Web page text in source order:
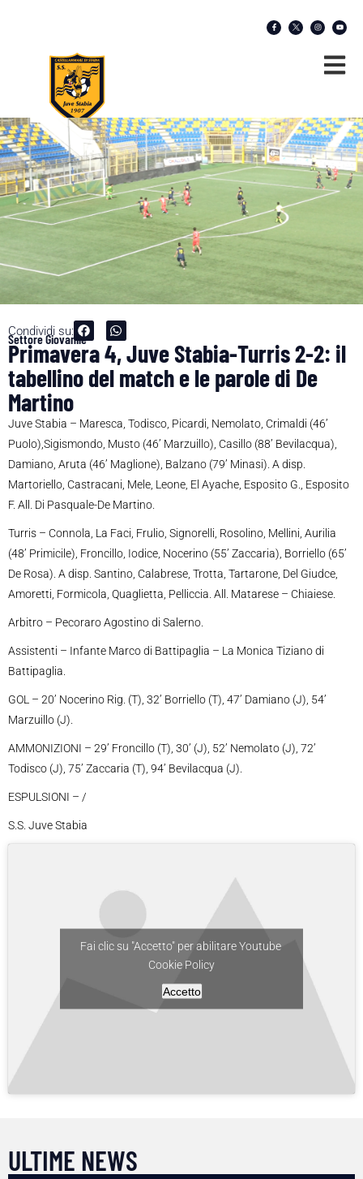
Condividi su:
Settore Giovanile
Primavera 4, Juve Stabia-Turris 2-2: il
tabellino del match e le parole di De
Martino
Juve Stabia – Maresca, Todisco, Picardi, Nemolato, Crimaldi (46’
Puolo),Sigismondo, Musto (46’ Marzuillo), Casillo (88’ Bevilacqua),
Damiano, Aruta (46’ Maglione), Balzano (79’ Minasi). A disp.
Martoriello, Castracani, Mele, Leone, El Ayache, Esposito G., Esposito
F. All. Di Pasquale-De Martino.
Turris – Connola, La Faci, Frulio, Signorelli, Rosolino, Mellini, Aurilia
(48’ Primicile), Froncillo, Iodice, Nocerino (55’ Zaccaria), Borriello (65’
De Rosa). A disp. Santino, Calabrese, Trotta, Tartarone, Del Giudce,
Amoretti, Formicola, Quaglietta, Pelliccia. All. Matarese – Chiaiese.
Arbitro – Pecoraro Agostino di Salerno.
Assistenti – Infante Marco di Battipaglia – La Monica Tiziano di
Battipaglia.
GOL – 20’ Nocerino Rig. (T), 32’ Borriello (T), 47’ Damiano (J), 54’
Marzuillo (J).
AMMONIZIONI – 29’ Froncillo (T), 30’ (J), 52’ Nemolato (J), 72’
Todisco (J), 75’ Zaccaria (T), 94’ Bevilacqua (J).
ESPULSIONI – /
S.S. Juve Stabia
Fai clic su "Accetto" per abilitare Youtube
Cookie Policy
Accetto
ULTIME NEWS